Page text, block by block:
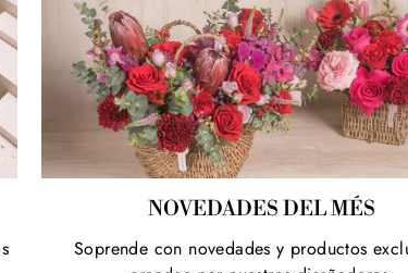
NOVEDADES DEL MÉS
Soprende con novedades y productos